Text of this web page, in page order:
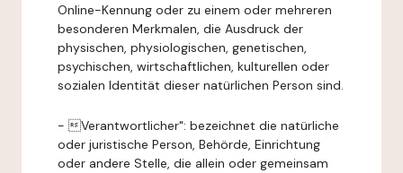
Online-Kennung oder zu einem oder mehreren
besonderen Merkmalen, die Ausdruck der
physischen, physiologischen, genetischen,
psychischen, wirtschaftlichen, kulturellen oder
sozialen Identität dieser natürlichen Person sind.
- Verantwortlicher": bezeichnet die natürliche
oder juristische Person, Behörde, Einrichtung
oder andere Stelle, die allein oder gemeinsam